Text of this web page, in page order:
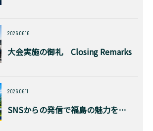
2026.06.16
大会実施の御礼 Closing Remarks
2026.06.11
SNSからの発信で福島の魅力を発信